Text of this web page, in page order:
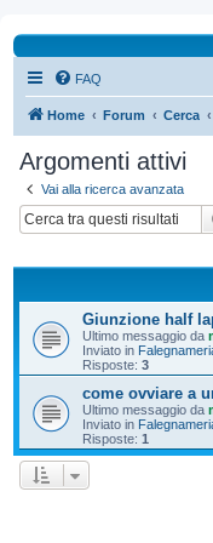
FAQ
Home Forum Cerca
Argomenti attivi
Vai alla ricerca avanzata
Giunzione half
Ultimo messaggio da
Inviato in
Risposte: 3
come ovviare a
Ultimo messaggio da
Inviato in
Risposte: 1